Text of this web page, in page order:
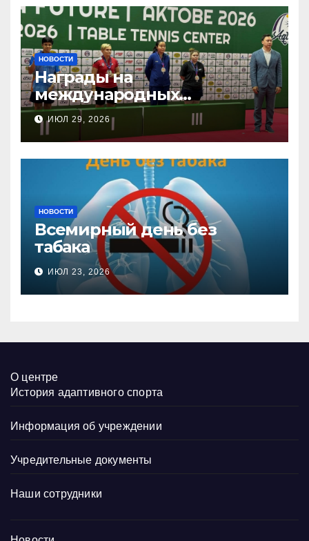
НОВОСТИ
Награды на
международных
соревнованиях
настольного тенниса ПОДА
ИЮЛ 29, 2026
НОВОСТИ
Всемирный день без
табака
ИЮЛ 23, 2026
О центре
История адаптивного спорта
Информация об учреждении
Учредительные документы
Наши сотрудники